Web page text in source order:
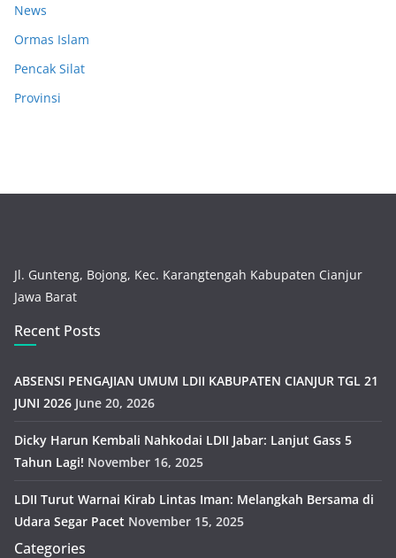
News
Ormas Islam
Pencak Silat
Provinsi
Jl. Gunteng, Bojong, Kec. Karangtengah Kabupaten Cianjur
Jawa Barat
Recent Posts
ABSENSI PENGAJIAN UMUM LDII KABUPATEN CIANJUR TGL 21
JUNI 2026 June 20, 2026
Dicky Harun Kembali Nahkodai LDII Jabar: Lanjut Gass 5
Tahun Lagi! November 16, 2025
LDII Turut Warnai Kirab Lintas Iman: Melangkah Bersama di
Udara Segar Pacet November 15, 2025
Categories